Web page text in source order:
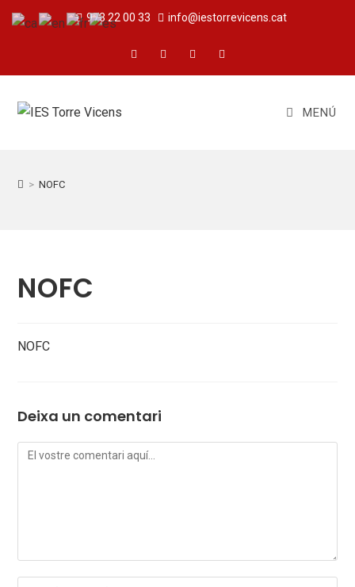
973 22 00 33 info@iestorrevicens.cat
MENÚ
> NOFC
NOFC
NOFC
Deixa un comentari